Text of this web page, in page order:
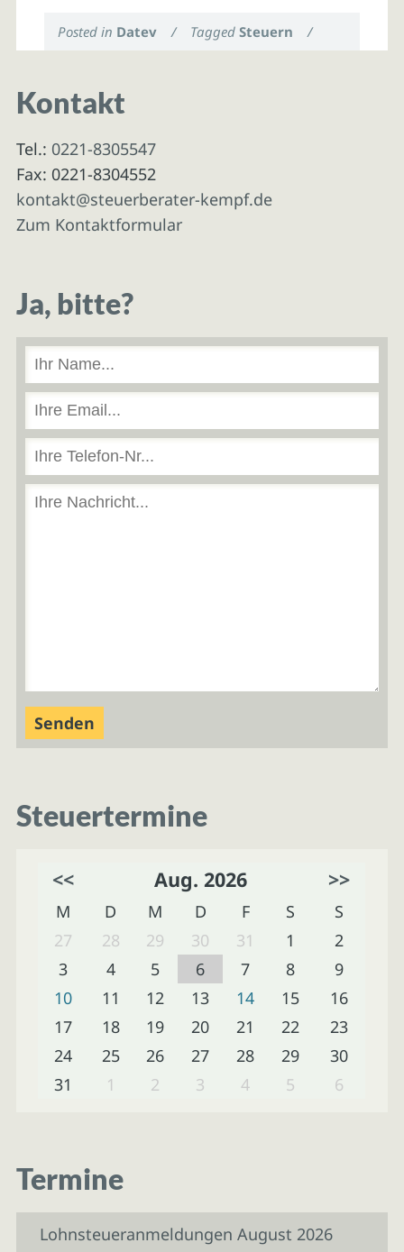
Posted in Datev / TaggedSteuern /
Kontakt
Tel.: 0221-8305547
Fax: 0221-8304552
kontakt@steuerberater-kempf.de
Zum Kontaktformular
Ja, bitte?
Steuertermine
<< Aug. 2026 >>
M D M D F S
S
27
28 29 30 31 1
2
3
4 5 6 7 8
9
10
11 12 13 14 15
16
17
18 19 20 21 22
23
24
25 26 27 28 29
30
31
1 2 3 4 5 6
Termine
Lohnsteueranmeldungen August 2026